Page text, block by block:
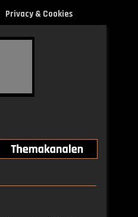
Privacy & Cookies